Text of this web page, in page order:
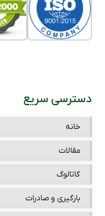
دسترسی سریع
خانه
مقالات
گاتالوگ
بارگیری و صادرات